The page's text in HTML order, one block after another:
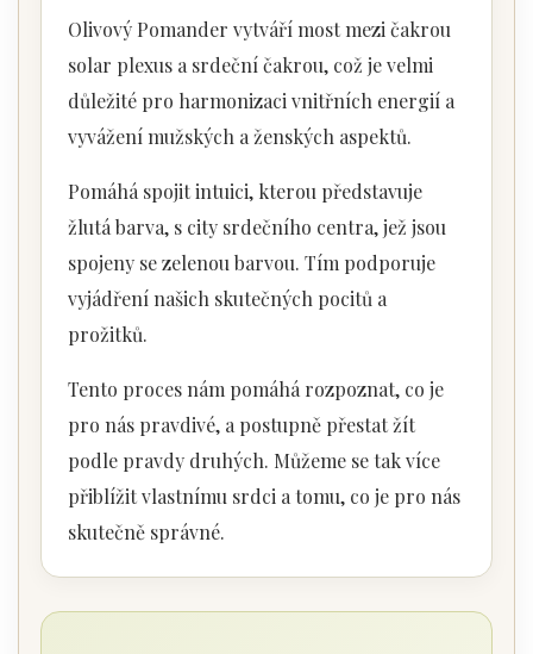
Olivový Pomander vytváří most mezi čakrou
solar plexus a srdeční čakrou, což je velmi
důležité pro harmonizaci vnitřních energií a
vyvážení mužských a ženských aspektů.
Pomáhá spojit intuici, kterou představuje
žlutá barva, s city srdečního centra, jež jsou
spojeny se zelenou barvou. Tím podporuje
vyjádření našich skutečných pocitů a
prožitků.
Tento proces nám pomáhá rozpoznat, co je
pro nás pravdivé, a postupně přestat žít
podle pravdy druhých. Můžeme se tak více
přiblížit vlastnímu srdci a tomu, co je pro nás
skutečně správné.